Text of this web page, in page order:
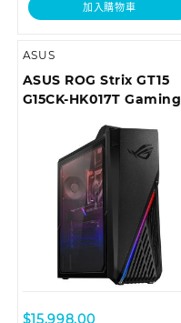
加入購物車
ASUS
ASUS ROG Strix GT15
G15CK-HK017T Gaming
$15,998.00